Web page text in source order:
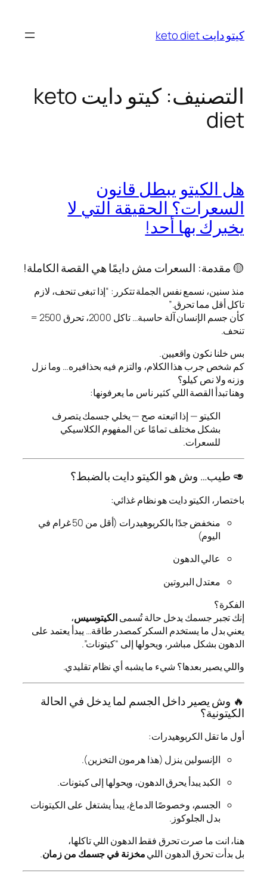
المحتوى
كيتو دايت keto diet
التصنيف:
كيتو دايت keto
diet
هل الكيتو يبطل قانون
السعرات؟ الحقيقة التي لا
يخبرك بها أحد!
🟡 مقدمة: السعرات مش دايمًا هي القصة الكاملة!
منذ سنين، نسمع نفس الجملة تتكرر: “إذا تبغى تنحف، لازم
تاكل أقل مما تحرق.”
كأن جسم الإنسان آلة حاسبة… تاكل 2000، تحرق 2500 =
تنحف.
بس خلنا نكون واقعيين.
كم شخص جرب هذا الكلام، والتزم فيه بحذافيره… وما نزل
وزنه ولا نص كيلو؟
وهنا تبدأ القصة اللي كثير ناس ما يعرفونها:
الكيتو — إذا اتبعته صح — يخلي جسمك يتصرف
بشكل مختلف تمامًا عن المفهوم الكلاسيكي
للسعرات.
🥑 طيب… وش هو الكيتو دايت بالضبط؟
باختصار، الكيتو دايت هو نظام غذائي:
منخفض جدًا بالكربوهيدرات (أقل من 50 غرام في
اليوم)
عالي الدهون
معتدل البروتين
الفكرة؟
إنك تجبر جسمك يدخل حالة تُسمىالكيتوسيس،
يعني بدل ما يستخدم السكر كمصدر طاقة… يبدأ يعتمد على
الدهون بشكل مباشر، ويحولها إلى “كيتونات”.
واللي يصير بعدها؟ شيء ما يشبه أي نظام تقليدي.
🔥 وش يصير داخل الجسم لما يدخل في الحالة
الكيتونية؟
أول ما تقل الكربوهيدرات:
الإنسولين ينزل (هذا هرمون التخزين).
الكبد يبدأ يحرق الدهون، ويحولها إلى كيتونات.
الجسم، وخصوصًا الدماغ، يبدأ يشتغل على الكيتونات
بدل الجلوكوز.
هنا، انت ما صرت تحرق فقط الدهون اللي تاكلها،
بل بدأت تحرق الدهون الليمخزنة في جسمك من زمان.